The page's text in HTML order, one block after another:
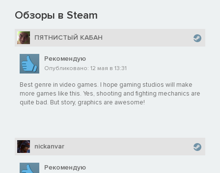
Обзоры в Steam
ПЯТНИСТЫЙ КАБАН
Рекомендую
Опубликовано: 12 мая в 13:31
Best genre in video games. I hope gaming studios will make
more games like this. Yes, shooting and fighting mechanics are
quite bad. But story, graphics are awesome!
nickanvar
Рекомендую